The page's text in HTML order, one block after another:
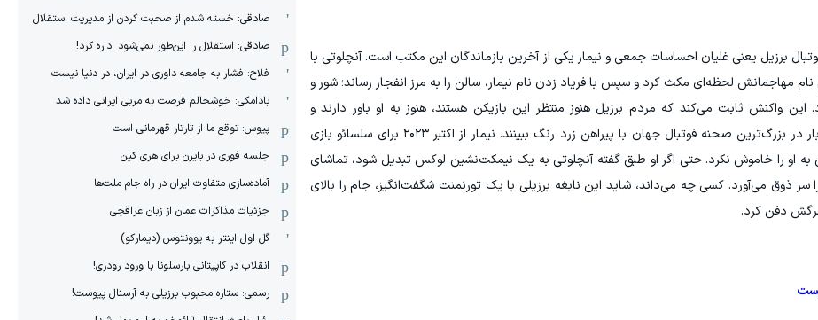
برزیل یعنی غلیان احساسات جمعی و نیمار یکی از آخرین بازماندگان این مکتب است. آنچلوتی با
مهاجمانش لحظه‌ای مکث کرد و سپس با فریاد زدن نام نیمار، سالن را به مرز انفجار رساند؛ شور و
واکنش ثابت می‌کند که مردم برزیل هنوز منتظر این بازیکن هستند، هنوز به او باور دارند و
می‌خواهند شماره ۱۰ محبوب‌شان را برای آخرین بار در بزرگ‌ترین صحنه فوتبال جهان با پیراهن زرد رنگ ببینند. نیمار از اکتبر ۲۰۲۳ برای سلسائو بازی
به او را خاموش نکرد. حتی اگر او طبق گفته آنچلوتی به یک نیمکت‌نشین لوکس تبدیل شود، تماشای
را سر ذوق می‌آورد. کسی چه می‌داند، شاید این نابغه برزیلی با یک تورنمنت شگفت‌انگیز، جام را بالای
مرگش دفن کرد.
صادقی: خسته شدم از صحبت کردن از مدیریت استقلال
صادقی: استقلال را این‌طور نمی‌شود اداره کرد!
فلاح: فشار به جامعه داوری در ایران، در دنیا نیست
بادامکی: خوشحالم فرصت به مربی ایرانی داده شد
پیوس: توقع ما از تارتار قهرمانی است
جلسه فوری در بایرن برای هری کین
آماده‌سازی متفاوت ایران در راه جام ملت‌ها
جزئیات مذاکرات عمان از زبان عراقچی
گل اول اینتر به یوونتوس (دیمارکو)
انقلاب در کاپیتانی بارسلونا با ورود رودری!
رسمی: ستاره محبوب برزیلی به آرسنال پیوست!